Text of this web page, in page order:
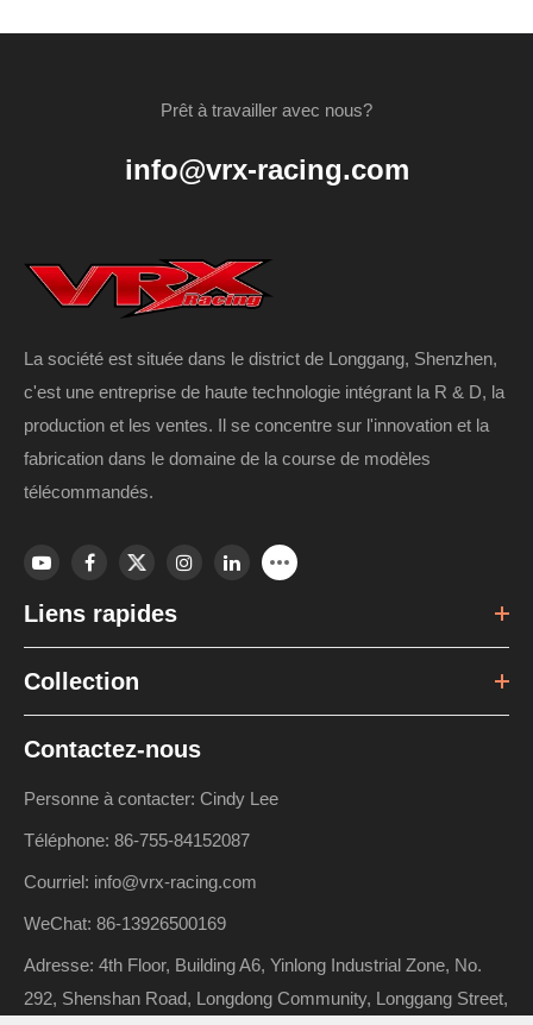
Prêt à travailler avec nous?
info@vrx-racing.com
La société est située dans le district de Longgang, Shenzhen,
c'est une entreprise de haute technologie intégrant la R & D, la
production et les ventes. Il se concentre sur l'innovation et la
fabrication dans le domaine de la course de modèles
télécommandés.
Liens rapides
Collection
Contactez-nous
Personne à contacter: Cindy Lee
Téléphone: 86-755-84152087
Courriel: info@vrx-racing.com
WeChat: 86-13926500169
Adresse: 4th Floor, Building A6, Yinlong Industrial Zone, No.
292, Shenshan Road, Longdong Community, Longgang Street,